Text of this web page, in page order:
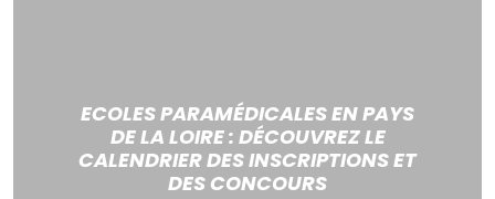
ECOLES PARAMÉDICALES EN PAYS
DE LA LOIRE : DÉCOUVREZ LE
CALENDRIER DES INSCRIPTIONS ET
DES CONCOURS